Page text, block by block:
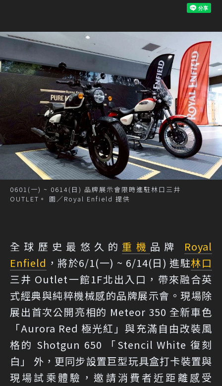
0601(一) ~ 0614(日) 品牌展示會限時進駐林口三井
OUTLET。 圖／Royal Enfield 提供
全球歷史最悠久的 重機 品牌 Royal
Enfield ，將於6/1(一) ~ 6/14(日) 進駐林口
三井 Outlet一館1F北出入口，帶來融合英
式經典與純粹機械感的品牌展示會。現場除
展出首次公開亮相的 Meteor 350 全新車色
「Aurora Red 極光紅」與充滿自由改裝風
格的 Shotgun 650 「Stencil White 復刻
白」 外，更同步設置巨型玩具盒打卡裝置與
現場試乘體驗，邀請消費者近距離感受